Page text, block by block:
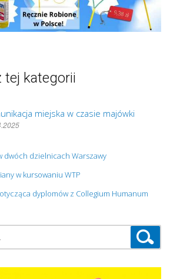
tej kategorii
miejska w czasie majówki
dwóch dzielnicach Warszawy
w kursowaniu WTP
dyplomów z Collegium Humanum